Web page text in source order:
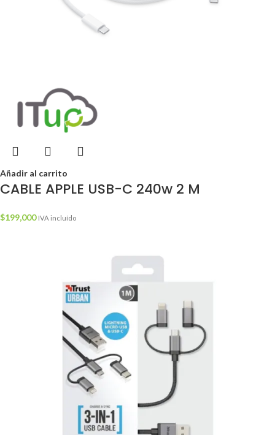
Añadir al carrito
CABLE APPLE USB-C 240w 2 M
$199,000 IVA incluído